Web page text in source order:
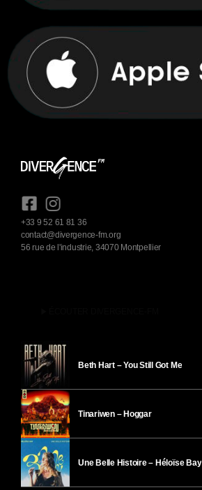
+33 9 52 61 81 36
contact@divergence-fm.org
56 rue de l'industrie, 34070 Montpellier
Beth Hart – You Still Got Me
Tinariwen – Hoggar
Une Belle Histoire – Héloïse Bay